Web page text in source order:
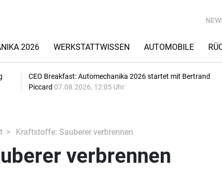
2026 WERKSTATTWISSEN AUTOMOBILE
CEO Breakfast: Automechanika 2026 startet mit Bertrand
Piccard 07.08.2026, 12:05 Uhr
Kraftstoffe: Sauberer verbrennen
verbrennen